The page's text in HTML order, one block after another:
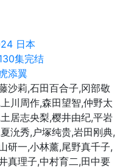
日本
集完结
添翼
沙莉,石田百合子,冈部敬
川周作,森田望智,仲野太
居志央梨,樱井由纪,平岩
沇秀,户塚纯贵,岩田刚典,
研一,小林薰,尾野真千子,
真理子,中村育二,田中要